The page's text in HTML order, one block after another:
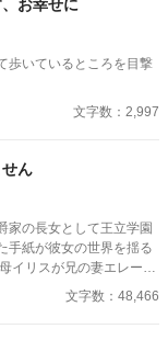
お幸せに
歩いているところを目撃
文字数：2,997
ん
家の長女として王立学園
手紙が彼女の世界を揺る
は信じられなかったが、
を心配し、セラフィー
年
文字数：48,466